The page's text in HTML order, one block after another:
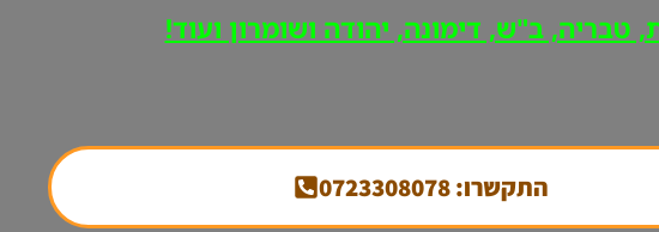
ב"ש, דימונה, יהודה ושומרון ועוד!
התקשרו: 0723308078